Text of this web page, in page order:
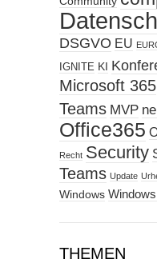
DSGVO EU
IGNITE KI
Microsoft 365
Teams MVP
Office365
Recht Security
Teams Update
Windows
THEMEN